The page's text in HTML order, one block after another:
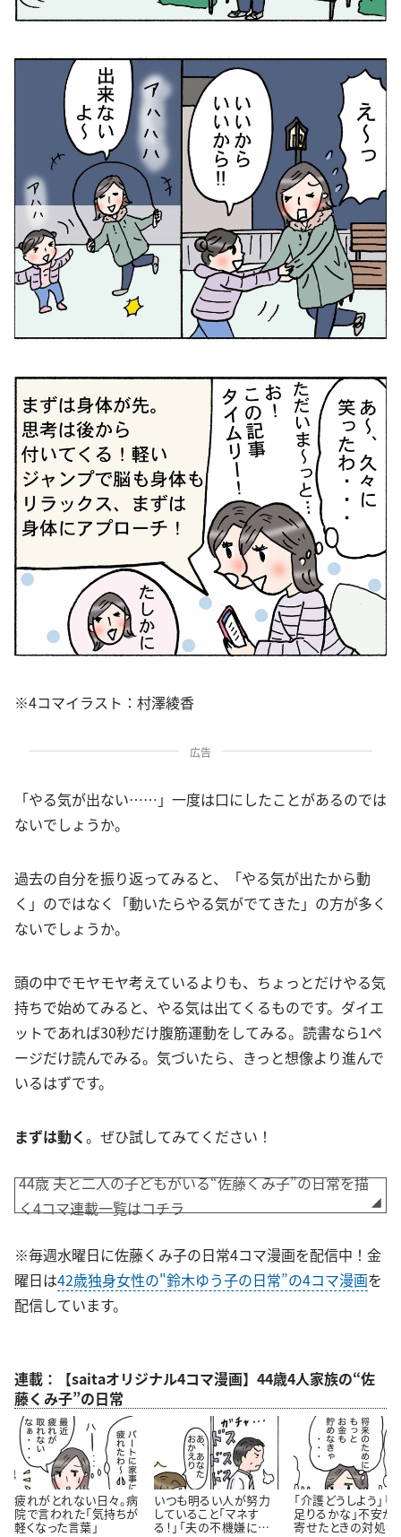
※4コマイラスト：村澤綾香
広告
「やる気が出ない……」一度は口にしたことがあるのでは
ないでしょうか。
過去の自分を振り返ってみると、「やる気が出たから動
く」のではなく「動いたらやる気がでてきた」の方が多く
ないでしょうか。
頭の中でモヤモヤ考えているよりも、ちょっとだけやる気
持ちで始めてみると、やる気は出てくるものです。ダイエ
ットであれば30秒だけ腹筋運動をしてみる。読書なら1ペ
ージだけ読んでみる。気づいたら、きっと想像より進んで
いるはずです。
まずは動く。ぜひ試してみてください！
44歳 夫と二人の子どもがいる“佐藤くみ子”の日常を描
く4コマ連載一覧はコチラ
※毎週水曜日に佐藤くみ子の日常4コマ漫画を配信中！金
曜日は42歳独身女性の"鈴木ゆう子の日常”の4コマ漫画を
配信しています。
連載：【saitaオリジナル4コマ漫画】44歳4人家族の“佐
藤くみ子”の日常
疲れがとれない日々。病
院で言われた「気持ちが
軽くなった言葉」
いつも明るい人が努力
していること「マネす
る！」「夫の不機嫌に振
「介護どうしよう」「
足りるかな」不安が
寄せたときの対処